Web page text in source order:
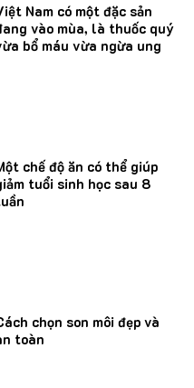
Nam có một đặc sản
vào mùa, là thuốc quý
bổ máu vừa ngừa ung
chế độ ăn có thể giúp
tuổi sinh học sau 8
chọn son môi đẹp và
toàn